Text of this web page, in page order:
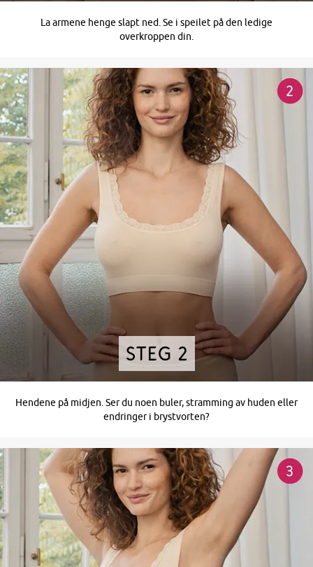
La armene henge slapt ned. Se i speilet på den ledige
overkroppen din.
Steg 2
Hendene på midjen. Ser du noen buler, stramming av huden eller
endringer i brystvorten?